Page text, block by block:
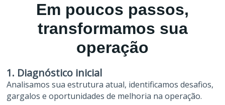
Em poucos passos,
transformamos sua
operação
1. Diagnóstico inicial
Analisamos sua estrutura atual, identificamos desafios,
gargalos e oportunidades de melhoria na operação.